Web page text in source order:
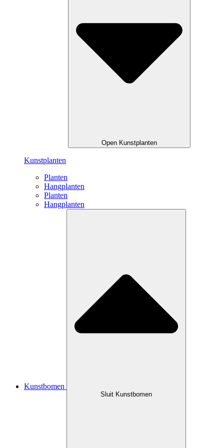
Open Kunstplanten
Kunstplanten
Planten
Hangplanten
Planten
Hangplanten
Kunstbomen
Sluit Kunstbomen